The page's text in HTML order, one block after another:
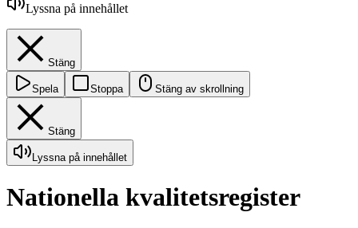
Lyssna på innehållet
Stäng
Spela Stoppa Stäng av skrollning
Stäng
Lyssna på innehållet
Nationella kvalitetsregister